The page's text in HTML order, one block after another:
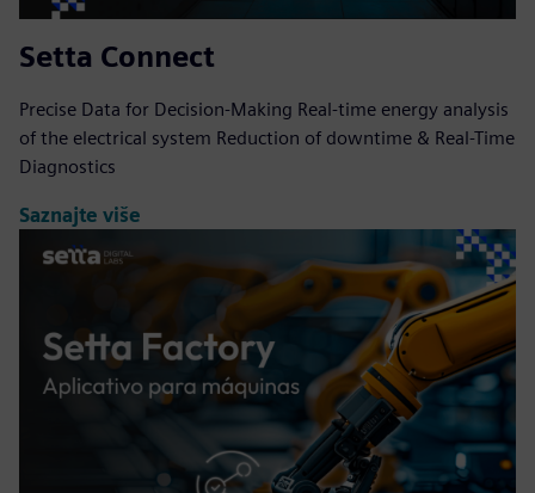
Setta Connect
Precise Data for Decision-Making Real-time energy analysis
of the electrical system Reduction of downtime & Real-Time
Diagnostics
Saznajte više